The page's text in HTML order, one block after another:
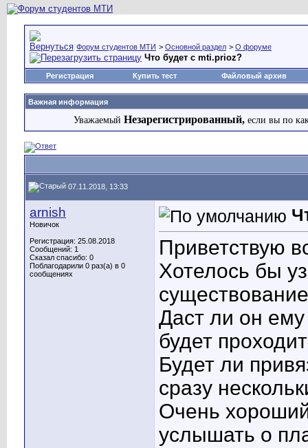
Форум студентов МТИ > Основной раздел > О форуме
Что будет с mti.prioz?
Регистрация Купить тест Файловый архив
Важная информация
Уважаемый Незарегистрированный, если вы по
07.11.2018, 13:33
arnish
Новичок
Регистрация: 25.08.2018
Сообщений: 1
Сказал спасибо: 0
Поблагодарили 0 раз(а) в 0
сообщениях
Приветствую
Хотелось бы
Даст ли он
будет
Будет ли
сразу
Очень
услышать о